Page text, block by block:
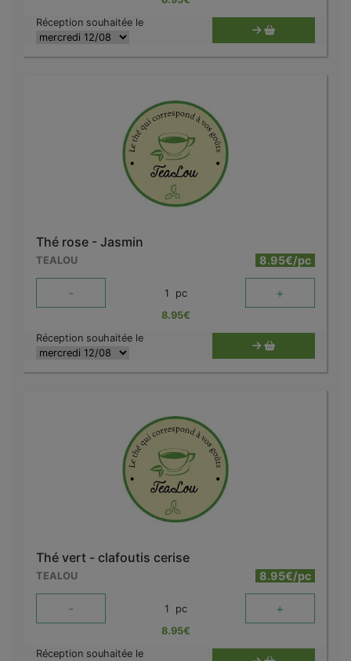
Réception souhaitée le
Thé rose - Jasmin
TEALOU 8.95€/pc
- 1 pc +
8.95€
Réception souhaitée le
Thé vert - clafoutis cerise
TEALOU 8.95€/pc
- 1 pc +
8.95€
Réception souhaitée le